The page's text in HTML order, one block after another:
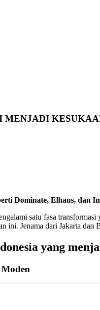
Dominate, Elhaus, dan
satu fasa
ini. Jenama dari Jakarta
yang